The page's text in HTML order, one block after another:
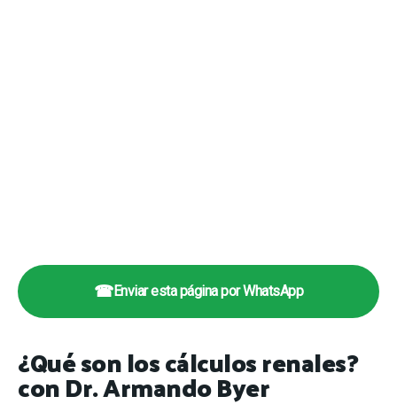
☎Enviar esta página por WhatsApp
¿Qué son los cálculos renales?
con Dr. Armando Byer